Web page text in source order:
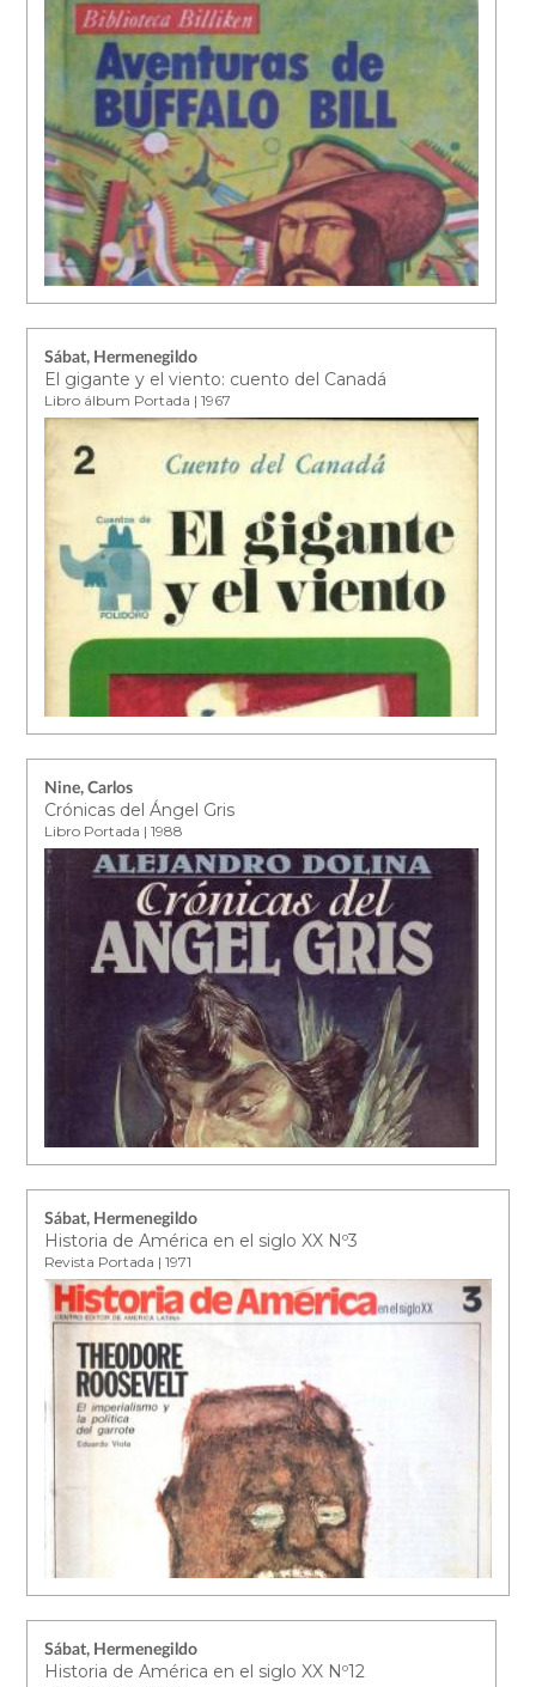
Sábat, Hermenegildo
El gigante y el viento: cuento del Canadá
Libro álbum Portada | 1967
Nine, Carlos
Crónicas del Ángel Gris
Libro Portada | 1988
Sábat, Hermenegildo
Historia de América en el siglo XX Nº3
Revista Portada | 1971
Sábat, Hermenegildo
Historia de América en el siglo XX Nº12